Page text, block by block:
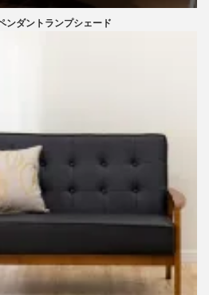
ダントランプシェード